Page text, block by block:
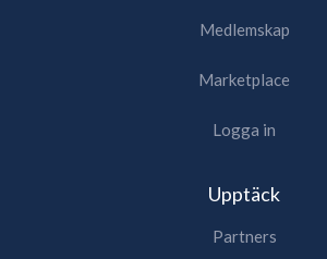
Medlemskap
Marketplace
Logga in
Upptäck
Partners